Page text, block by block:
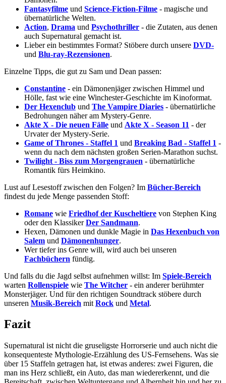
Fantasyfilme und Science-Fiction-Filme - magische und
übernatürliche Welten.
Action, Drama und Psychothriller - die Zutaten, aus denen
auch Supernatural gemacht ist.
Lieber ein bestimmtes Format? Stöbere durch unsere DVD-
und Blu-ray-Rezensionen.
Einzelne Tipps, die gut zu Sam und Dean passen:
Constantine - ein Dämonenjäger zwischen Himmel und
Hölle, fast wie eine Winchester-Geschichte im Kinoformat.
Der Hexenclub und The Vampire Diaries - übernatürliche
Bedrohungen näher am Mystery-Genre.
Akte X - Die neuen Fälle und Akte X - Season 11 - der
Urvater der Mystery-Serie.
Game of Thrones - Staffel 1 und Breaking Bad - Staffel 1 -
wenn du nach dem nächsten großen Serien-Marathon suchst.
Twilight - Biss zum Morgengrauen - übernatürliche
Romantik fürs Heimkino.
Lust auf Lesestoff zwischen den Folgen? Im Bücher-Bereich
findest du jede Menge passenden Stoff:
Romane wie Friedhof der Kuscheltiere von Stephen King
oder den KlassikerDer Sandmann.
Hexen, Dämonen und dunkle Magie in Das Hexenbuch von
Salem und Dämonenhunger.
Wer tiefer ins Genre will, wird auch bei unseren
Fachbüchern fündig.
Und falls du die Jagd selbst aufnehmen willst: Im Spiele-Bereich
warten Rollenspiele wie The Witcher - ein anderer berühmter
Monsterjäger. Und für den richtigen Soundtrack stöbere durch
unseren Musik-Bereich mit Rock und Metal.
Fazit
Supernatural ist nicht die gruseligste Horrorserie und auch nicht die
konsequenteste Mythologie-Erzählung des US-Fernsehens. Was sie
über 15 Staffeln getragen hat, ist etwas anderes: zwei Figuren, die
man ins Herz schließt, ein Auto, das man wiedererkennt, und die